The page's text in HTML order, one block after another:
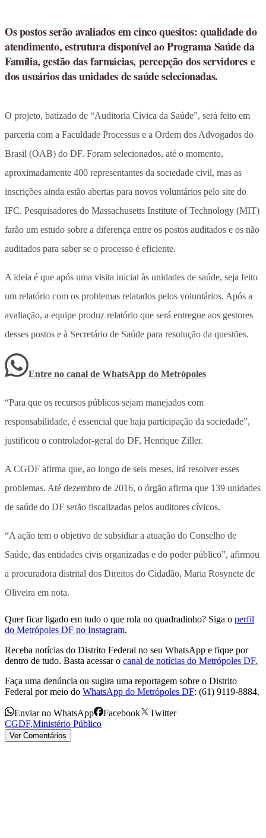
Os postos serão avaliados em cinco quesitos: qualidade do
atendimento, estrutura disponível ao Programa Saúde da
Família, gestão das farmácias, percepção dos servidores e
dos usuários das unidades de saúde selecionadas.
O projeto, batizado de “Auditoria Cívica da Saúde”, será feito em
parceria com a Faculdade Processus e a Ordem dos Advogados do
Brasil (OAB) do DF. Foram selecionados, até o momento,
aproximadamente 400 representantes da sociedade civil, mas as
inscrições ainda estão abertas para novos voluntários pelo site do
IFC. Pesquisadores do Massachusetts Institute of Technology (MIT)
farão um estudo sobre a diferença entre os postos auditados e os não
auditados para saber se o processo é eficiente.
A ideia é que após uma visita inicial às unidades de saúde, seja feito
um relatório com os problemas relatados pelos voluntários. Após a
avaliação, a equipe produz relatório que será entregue aos gestores
desses postos e à Secretário de Saúde para resolução da questões.
Entre no canal de WhatsApp do Metrópoles
“Para que os recursos públicos sejam manejados com
responsabilidade, é essencial que haja participação da sociedade”,
justificou o controlador-geral do DF, Henrique Ziller.
A CGDF afirma que, ao longo de seis meses, irá resolver esses
problemas. Até dezembro de 2016, o órgão afirma que 139 unidades
de saúde do DF serão fiscalizadas pelos auditores cívicos.
“A ação tem o objetivo de subsidiar a atuação do Conselho de
Saúde, das entidades civis organizadas e do poder público”, afirmou
a procuradora distrital dos Direitos do Cidadão, Maria Rosynete de
Oliveira em nota.
Quer ficar ligado em tudo o que rola no quadradinho? Siga o perfil
do Metrópoles DF no Instagram.
Receba notícias do Distrito Federal no seu WhatsApp e fique por
dentro de tudo. Basta acessar o canal de notícias do Metrópoles DF.
Faça uma denúncia ou sugira uma reportagem sobre o Distrito
Federal por meio do WhatsApp do Metrópoles DF: (61) 9119-8884.
Enviar no WhatsApp Facebook
Twitter
CGDF,Ministério Público
Ver Comentários